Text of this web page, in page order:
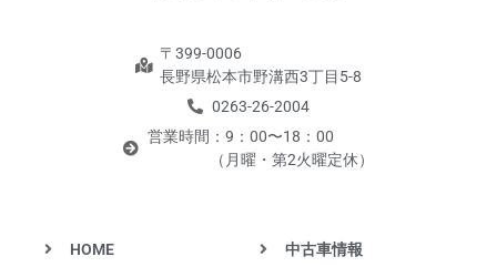
〒399-0006
長野県松本市野溝西3丁目5-8
0263-26-2004
営業時間：9：00〜18：00
（月曜・第2火曜定休）
HOME
中古車情報